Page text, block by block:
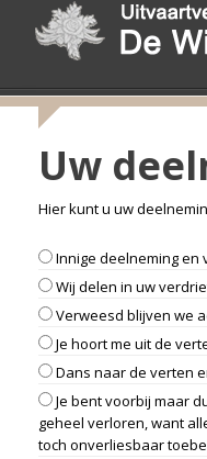
Uw
Hier kunt u uw
Innige deelneming en
Wij delen in uw
Verweesd blijven we
Je hoort me uit de
Dans naar de verten
Je bent voorbij maar
geheel verloren, want
toch onverliesbaar